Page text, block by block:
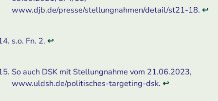
www.djb.de/presse/stellungnahmen/detail/st21-18. ↩
s.o. Fn. 2. ↩
So auch DSK mit Stellungnahme vom 21.06.2023,
www.uldsh.de/politisches-targeting-dsk. ↩